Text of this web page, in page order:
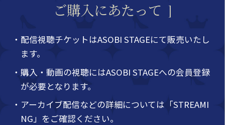
ご購入にあたって
・配信視聴チケットはASOBI STAGEにて販売いたし
ます。
・購入・動画の視聴にはASOBI STAGEへの会員登録
が必要となります。
・アーカイブ配信などの詳細については「STREAMI
NG」をご確認ください。